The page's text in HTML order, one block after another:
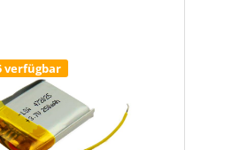
verfügbar